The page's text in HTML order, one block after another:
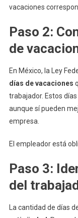
vacaciones
Paso 2:
de
En México, la Ley
días de vacaciones
trabajador. Estos
aunque sí pueden
empresa.
El empleador está
Paso 3:
del
La cantidad de días